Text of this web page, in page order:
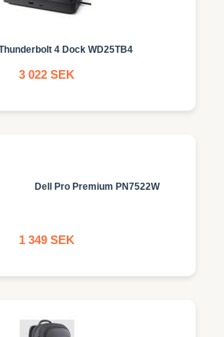
4 Dock WD25TB4
3 022 SEK
Dell Pro Premium PN7522W
1 349 SEK